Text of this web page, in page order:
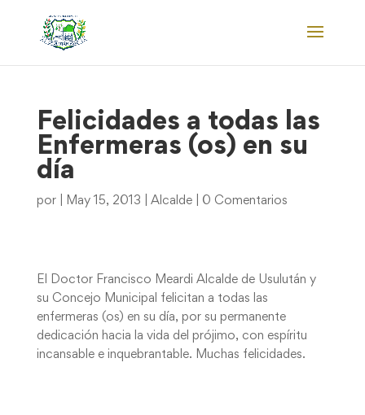
Felicidades a todas las
Enfermeras (os) en su
día
por May 15, 2013 Alcalde| 0 Comentarios
El Doctor Francisco Meardi Alcalde de Usulután y
su Concejo Municipal felicitan a todas las
enfermeras (os) en su día, por su permanente
dedicación hacia la vida del prójimo, con espíritu
incansable e inquebrantable. Muchas felicidades.